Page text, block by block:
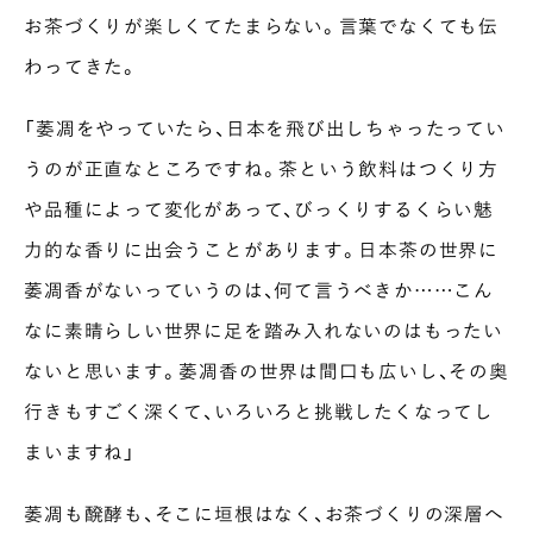
お茶づくりが楽しくてたまらない。言葉でなくても伝
わってきた。
「萎凋をやっていたら、日本を飛び出しちゃったってい
うのが正直なところですね。茶という飲料はつくり方
や品種によって変化があって、びっくりするくらい魅
力的な香りに出会うことがあります。日本茶の世界に
萎凋香がないっていうのは、何て言うべきか……こん
なに素晴らしい世界に足を踏み入れないのはもったい
ないと思います。萎凋香の世界は間口も広いし、その奥
行きもすごく深くて、いろいろと挑戦したくなってし
まいますね」
萎凋も醗酵も、そこに垣根はなく、お茶づくりの深層へ